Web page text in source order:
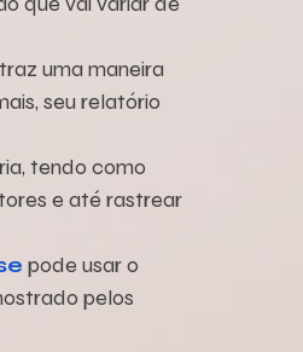
uma maneira
seu relatório
tendo como
e até rastrear
pode usar o
pelos